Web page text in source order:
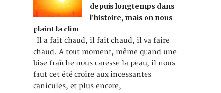
depuis longtemps dans
l’histoire, mais on nous
plaint la clim
Il a fait chaud, il fait chaud, il va faire
chaud. A tout moment, même quand une
bise fraîche nous caresse la peau, il nous
faut cet été croire aux incessantes
canicules, et plus encore,